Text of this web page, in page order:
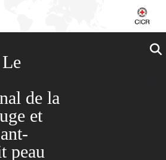
de la
et
peau